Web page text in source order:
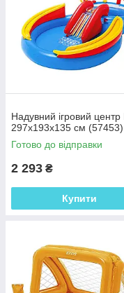
Надувний ігровий центр
297х193х135 см (57453)
Готово до відправки
2 293 ₴
Купити